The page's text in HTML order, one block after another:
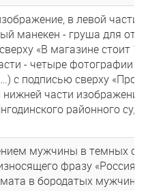
в левой части
манекен - груша для
«В магазине стоит
- четыре фотографии
с подписью сверху
части
районного
мужчины в темных
фразу
в бородатых мужчин,